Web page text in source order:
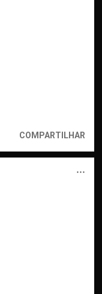
COMPARTILHAR
···